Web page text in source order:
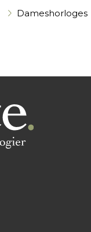
Dameshorloges